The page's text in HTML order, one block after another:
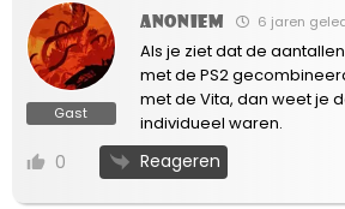
Gast
Anoniem 6 jaren
Als je ziet dat de
met de PS2
met de Vita, dan weet je
individueel waren.
0 Reageren